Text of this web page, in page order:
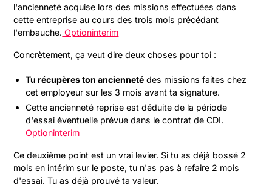
l'ancienneté acquise lors des missions effectuées dans
cette entreprise au cours des trois mois précédant
l'embauche. Optioninterim
Concrètement, ça veut dire deux choses pour toi :
Tu récupères ton ancienneté des missions faites chez
cet employeur sur les 3 mois avant ta signature.
Cette ancienneté reprise est déduite de la période
d'essai éventuelle prévue dans le contrat de CDI.
Optioninterim
Ce deuxième point est un vrai levier. Si tu as déjà bossé 2
mois en intérim sur le poste, tu n'as pas à refaire 2 mois
d'essai. Tu as déjà prouvé ta valeur.